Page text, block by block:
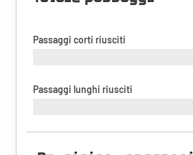
Passaggi corti riusciti
Passaggi lunghi riusciti